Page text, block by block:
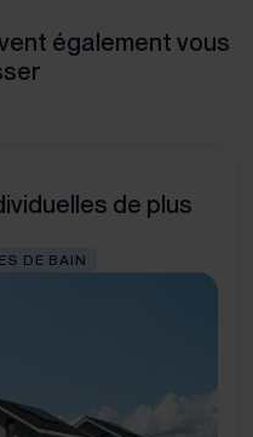
également vous
de plus
DE BAIN